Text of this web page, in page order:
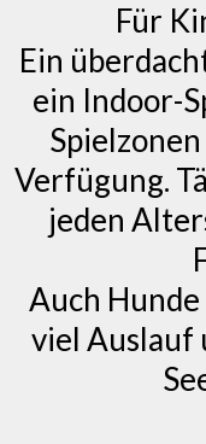
Für
Ein
ein Indoor-
Verfügung.
jeden
Auch
viel Auslauf